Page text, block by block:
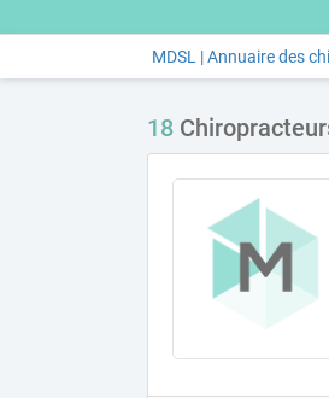
MDSL | Annuaire des
18